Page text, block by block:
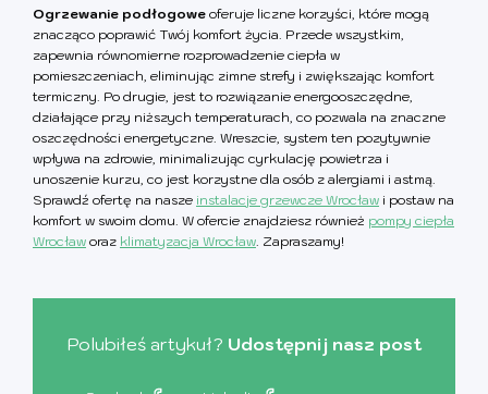
Ogrzewanie podłogowe oferuje liczne korzyści, które mogą
znacząco poprawić Twój komfort życia. Przede wszystkim,
zapewnia równomierne rozprowadzenie ciepła w
pomieszczeniach, eliminując zimne strefy i zwiększając komfort
termiczny. Po drugie, jest to rozwiązanie energooszczędne,
działające przy niższych temperaturach, co pozwala na znaczne
oszczędności energetyczne. Wreszcie, system ten pozytywnie
wpływa na zdrowie, minimalizując cyrkulację powietrza i
unoszenie kurzu, co jest korzystne dla osób z alergiami i astmą.
Sprawdź ofertę na nasze instalacje grzewcze Wrocław i postaw na
komfort w swoim domu. W ofercie znajdziesz również pompy ciepła
Wrocław oraz klimatyzacja Wrocław . Zapraszamy!
Polubiłeś artykuł? Udostępnij nasz post